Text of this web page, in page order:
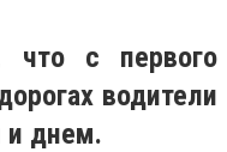
что с первого
водители
днем.